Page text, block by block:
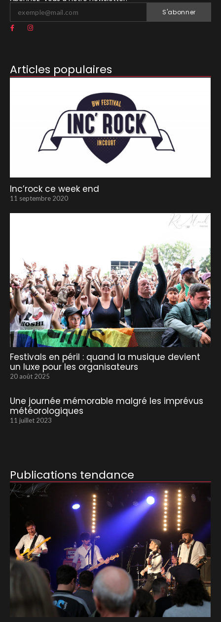
S'abonner
Articles populaires
Inc’rock ce week end
11 septembre 2020
Festivals en péril : quand la musique devient
un luxe pour les organisateurs
20 août 2025
Une journée mémorable malgré les imprévus
météorologiques
11 juillet 2023
Publications tendance